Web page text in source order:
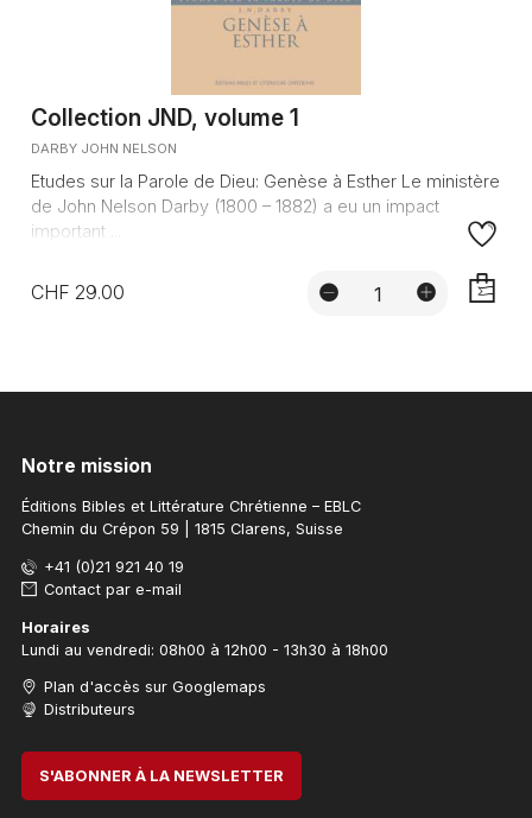
Collection JND, volume 1
DARBY JOHN NELSON
Etudes sur la Parole de Dieu: Genèse à Esther Le ministère
de John Nelson Darby (1800 – 1882) a eu un impact
important ...
CHF 29.00
Notre mission
Éditions Bibles et Littérature Chrétienne – EBLC
Chemin du Crépon 59 | 1815 Clarens, Suisse
+41 (0)21 921 40 19
Contact par e-mail
Horaires
Lundi au vendredi: 08h00 à 12h00 - 13h30 à 18h00
Plan d'accès sur Googlemaps
Distributeurs
S'ABONNER À LA NEWSLETTER